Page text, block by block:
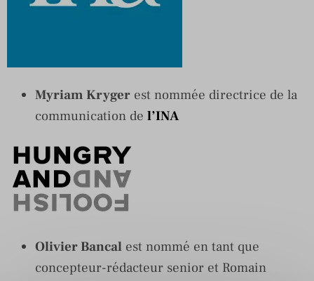
Myriam Kryger est nommée directrice de la
communication de l’INA
Olivier Bancal est nommé en tant que
concepteur-rédacteur senior et Romain